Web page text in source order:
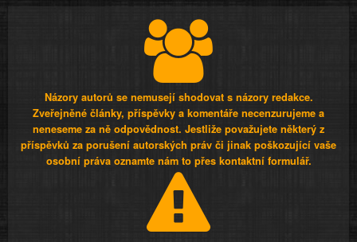
Názory autorů se nemusejí shodovat s názory redakce.
Zveřejněné články, příspěvky a komentáře necenzurujeme a
neneseme za ně odpovědnost. Jestliže považujete některý z
příspěvků za porušení autorských práv či jinak poškozující vaše
osobní práva oznamte nám to přes kontaktní formulář.